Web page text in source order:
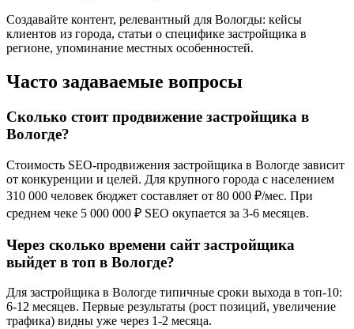
Создавайте контент, релевантный для Вологды: кейсы
клиентов из города, статьи о специфике застройщика в
регионе, упоминание местных особенностей.
Часто задаваемые вопросы
Сколько стоит продвижение застройщика в
Вологде?
Стоимость SEO-продвижения застройщика в Вологде зависит
от конкуренции и целей. Для крупного города с населением
310 000 человек бюджет составляет от 80 000 ₽/мес. При
среднем чеке 5 000 000 ₽ SEO окупается за 3-6 месяцев.
Через сколько времени сайт застройщика
выйдет в топ в Вологде?
Для застройщика в Вологде типичные сроки выхода в топ-10:
6-12 месяцев. Первые результаты (рост позиций, увеличение
трафика) видны уже через 1-2 месяца.